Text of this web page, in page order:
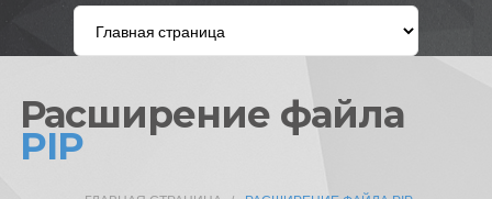
Расширение файла
PIP